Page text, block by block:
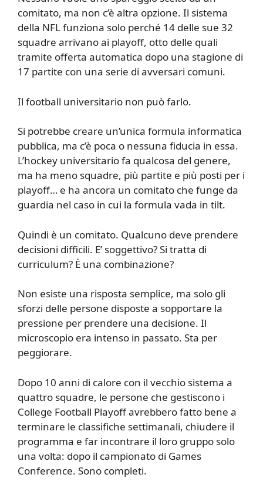
comitato, ma non c’è altra opzione. Il sistema
della NFL funziona solo perché 14 delle sue 32
squadre arrivano ai playoff, otto delle quali
tramite offerta automatica dopo una stagione di
17 partite con una serie di avversari comuni.
Il football universitario non può farlo.
Si potrebbe creare un’unica formula informatica
pubblica, ma c’è poca o nessuna fiducia in essa.
L’hockey universitario fa qualcosa del genere,
ma ha meno squadre, più partite e più posti per i
playoff… e ha ancora un comitato che funge da
guardia nel caso in cui la formula vada in tilt.
Quindi è un comitato. Qualcuno deve prendere
decisioni difficili. E’ soggettivo? Si tratta di
curriculum? È una combinazione?
Non esiste una risposta semplice, ma solo gli
sforzi delle persone disposte a sopportare la
pressione per prendere una decisione. Il
microscopio era intenso in passato. Sta per
peggiorare.
Dopo 10 anni di calore con il vecchio sistema a
quattro squadre, le persone che gestiscono i
College Football Playoff avrebbero fatto bene a
terminare le classifiche settimanali, chiudere il
programma e far incontrare il loro gruppo solo
una volta: dopo il campionato di Games
Conference. Sono completi.